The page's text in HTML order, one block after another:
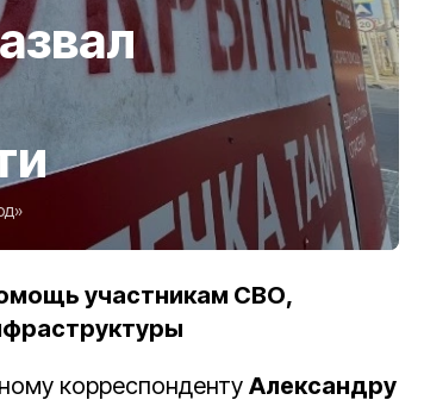
участникам СВО,
корреспонденту Александру